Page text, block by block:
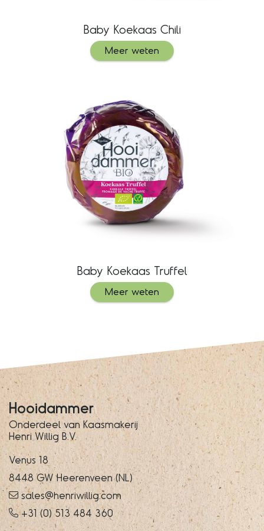
Baby Koekaas Chili
Meer weten
Baby Koekaas Truffel
Meer weten
Hooidammer
Onderdeel van Kaasmakerij
Henri Willig B.V.
Venus 18
8448 GW Heerenveen (NL)
sales@henriwillig.com
+31 (0) 513 484 360